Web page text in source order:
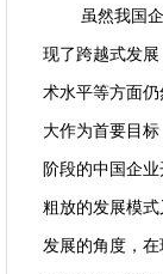
虽然我国
现了跨越式发
术水平等方面
大作为首要目
阶段的中国企
粗放的发展模
发展的角度，